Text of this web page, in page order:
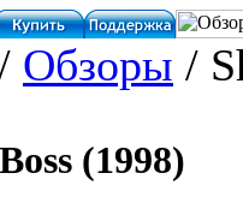
Обзоры /
(1998)